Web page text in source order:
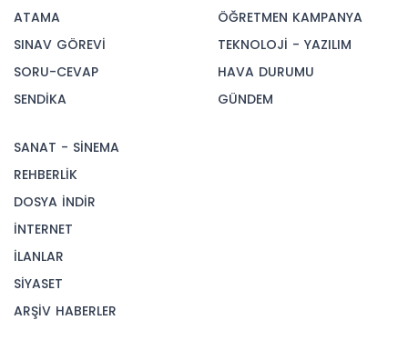
ATAMA
SINAV GÖREVİ
SORU-CEVAP
SENDİKA
ÖĞRETMEN KAMPANYA
TEKNOLOJİ - YAZILIM
HAVA DURUMU
GÜNDEM
SANAT - SİNEMA
REHBERLİK
DOSYA İNDİR
İNTERNET
İLANLAR
SİYASET
ARŞİV HABERLER